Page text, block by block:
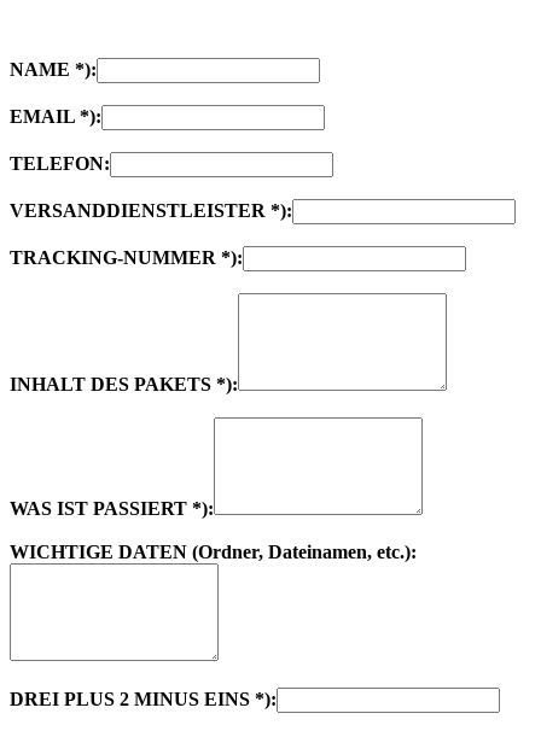
NAME *):
EMAIL *):
TELEFON:
VERSANDDIENSTLEISTER *):
TRACKING-NUMMER *):
INHALT DES PAKETS *):
WAS IST PASSIERT *):
WICHTIGE DATEN (Ordner, Dateinamen, etc.):
DREI PLUS 2 MINUS EINS *):